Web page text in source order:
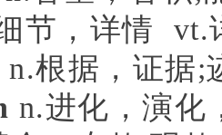
节，详情 vt.
n.根据，证据;
n.进化，演化